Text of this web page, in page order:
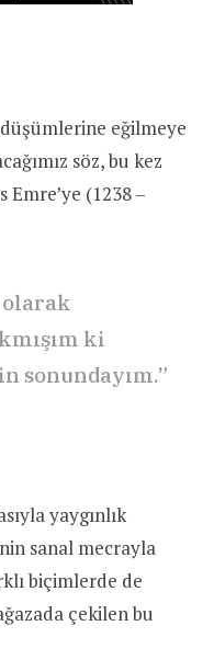
eğilmeye
söz, bu kez
Emre’ye (1238 –
ki
sonundayım.”
yaygınlık
sanal mecrayla
biçimlerde de
çekilen bu